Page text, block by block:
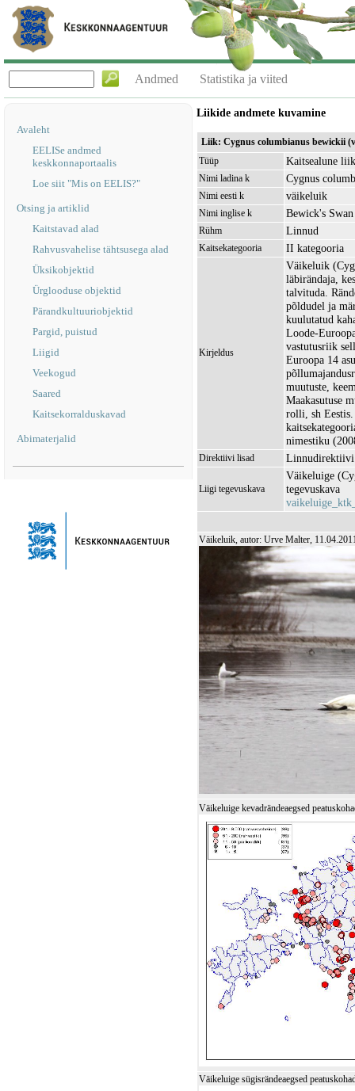
Andmed Statistika ja viited
Avaleht
EELISe andmed
keskkonnaportaalis
Loe siit "Mis on EELIS?"
Otsing ja artiklid
Kaitstavad alad
Rahvusvahelise tähtsusega alad
Üksikobjektid
Ürglooduse objektid
Pärandkultuuriobjektid
Pargid, puistud
Liigid
Veekogud
Saared
Kaitsekorralduskavad
Abimaterjalid
Liikide andmete kuvamine
Liik: Cygnus columbianus bewickii
Tüüp
Kaitsealune liik
Nimi ladina k Cygnus
Nimi eesti k väikeluik
Nimi inglise k Bewick's Swan
Rühm Linnud
Kaitsekategooria II kategooria
Kirjeldus
Väikeluik
läbirändaja,
talvituda.
põldudel ja
kuulutatud
Loode-
vastutusriik
Euroopa 14
muutuste,
Maakasutuse
rolli, sh
nimestiku
Direktiivi lisad
Liigi tegevuskava
Väikeluige
tegevuskava
Väikeluik, autor: Urve Malter,
Väikeluige kevadrändeaegsed
Väikeluige sügisrändeaegsed